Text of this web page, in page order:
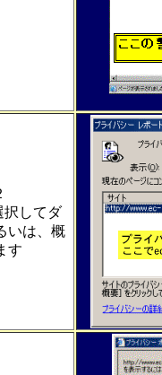
択してダ
いは、概
す